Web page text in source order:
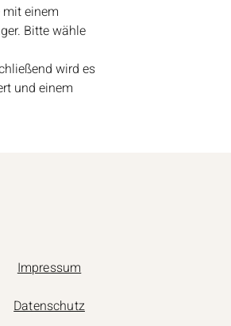
mit einem
Bitte wähle
wird es
und einem
Datenschutz
Impressum